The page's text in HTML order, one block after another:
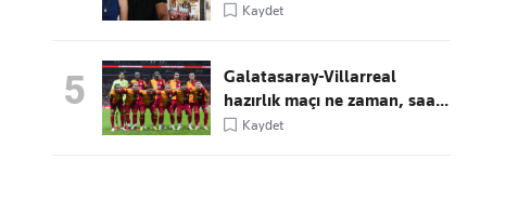
Kaydet
5
Galatasaray-Villarreal
hazırlık maçı ne zaman, saa...
Kaydet